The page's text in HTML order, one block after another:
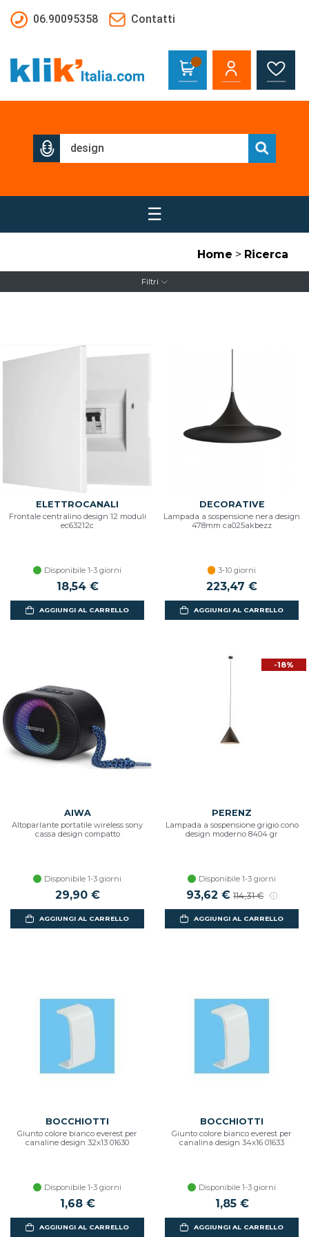
06.90095358
Contatti
☰
Home > Ricerca
Filtri
ELETTROCANALI
Frontale centralino design 12 moduli
ec63212c
Disponibile 1-3 giorni
18,54 €
AGGIUNGI AL CARRELLO
DECORATIVE
Lampada a sospensione nera design
478mm ca025akbezz
3-10 giorni
223,47 €
AGGIUNGI AL CARRELLO
AIWA
Altoparlante portatile wireless sony
cassa design compatto
Disponibile 1-3 giorni
29,90 €
AGGIUNGI AL CARRELLO
-18%
PERENZ
Lampada a sospensione grigio cono
design moderno 8404 gr
Disponibile 1-3 giorni
93,62 € 114,31 €
AGGIUNGI AL CARRELLO
BOCCHIOTTI
Giunto colore bianco everest per
canaline design 32x13 01630
Disponibile 1-3 giorni
1,68 €
AGGIUNGI AL CARRELLO
BOCCHIOTTI
Giunto colore bianco everest per
canalina design 34x16 01633
Disponibile 1-3 giorni
1,85 €
AGGIUNGI AL CARRELLO